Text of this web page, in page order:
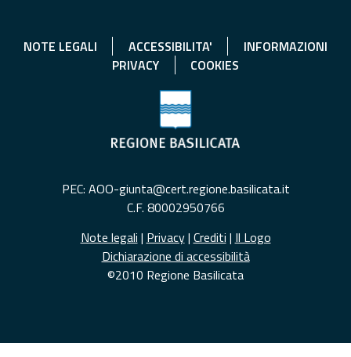
NOTE LEGALI ACCESSIBILITA'
INFORMAZIONI
PRIVACY
COOKIES
PEC: AOO-giunta@cert.regione.basilicata.it
C.F. 80002950766
Note legali | Privacy| Crediti | Il Logo
Dichiarazione di accessibilità
©2010 Regione Basilicata